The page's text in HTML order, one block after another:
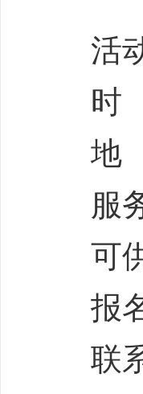
活
时
地
服
可
报
联